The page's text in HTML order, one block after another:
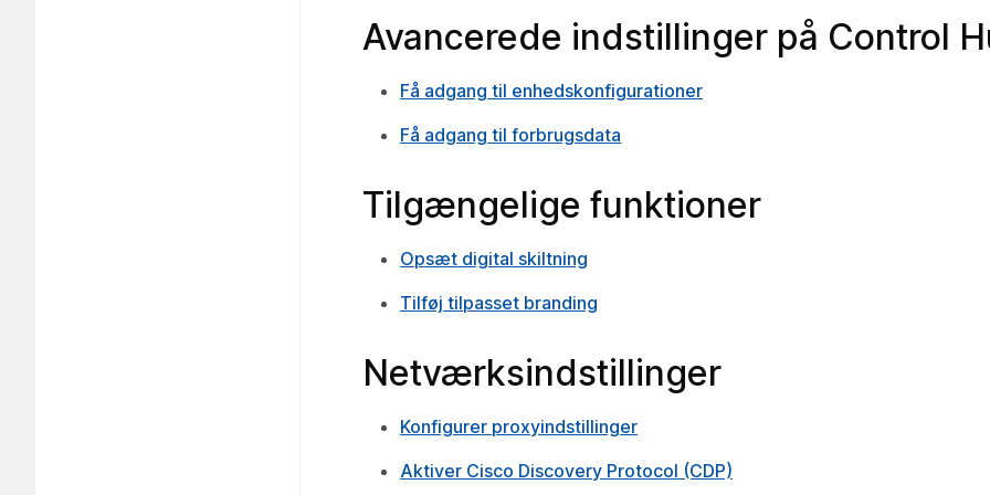
Avancerede indstillinger på Control
Få adgang til enhedskonfigurationer
Få adgang til forbrugsdata
Tilgængelige funktioner
Opsæt digital skiltning
Tilføj tilpasset branding
Netværksindstillinger
Konfigurer proxyindstillinger
Aktiver Cisco Discovery Protocol (CDP)